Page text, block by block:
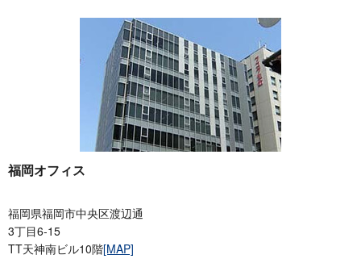
福岡オフィス
福岡県福岡市中央区渡辺通
3丁目6-15
TT天神南ビル10階[MAP]